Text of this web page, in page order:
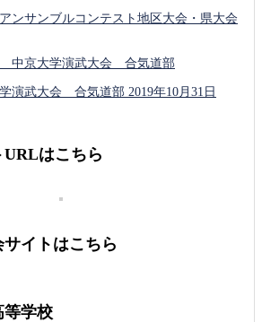
ンサンブルコンテスト地区大会・県大会
演武大会 合気道部 2019年10月31日
はこちら
イトはこちら
等学校